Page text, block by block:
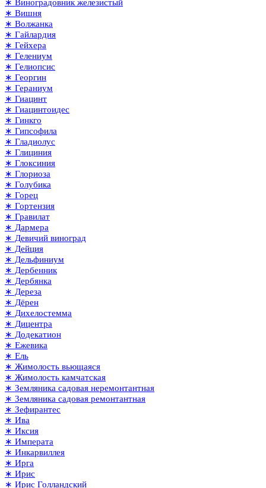
∗ Виноградовник железистый
∗ Вишня
∗ Волжанка
∗ Гайлардия
∗ Гейхера
∗ Гелениум
∗ Гелиопсис
∗ Георгин
∗ Гераниум
∗ Гиацинт
∗ Гиацинтоидес
∗ Гинкго
∗ Гипсофила
∗ Гладиолус
∗ Глициния
∗ Глоксиния
∗ Глориоза
∗ Голубика
∗ Горец
∗ Гортензия
∗ Гравилат
∗ Дармера
∗ Девичий виноград
∗ Дейция
∗ Дельфиниум
∗ Дербенник
∗ Дербянка
∗ Дереза
∗ Дёрен
∗ Дихелостемма
∗ Дицентра
∗ Додекатион
∗ Ежевика
∗ Ель
∗ Жимолость вьющаяся
∗ Жимолость камчатская
∗ Земляника садовая неремонтантная
∗ Земляника садовая ремонтантная
∗ Зефирантес
∗ Ива
∗ Иксия
∗ Императа
∗ Инкарвиллея
∗ Ирга
∗ Ирис
∗ Ирис Голландский